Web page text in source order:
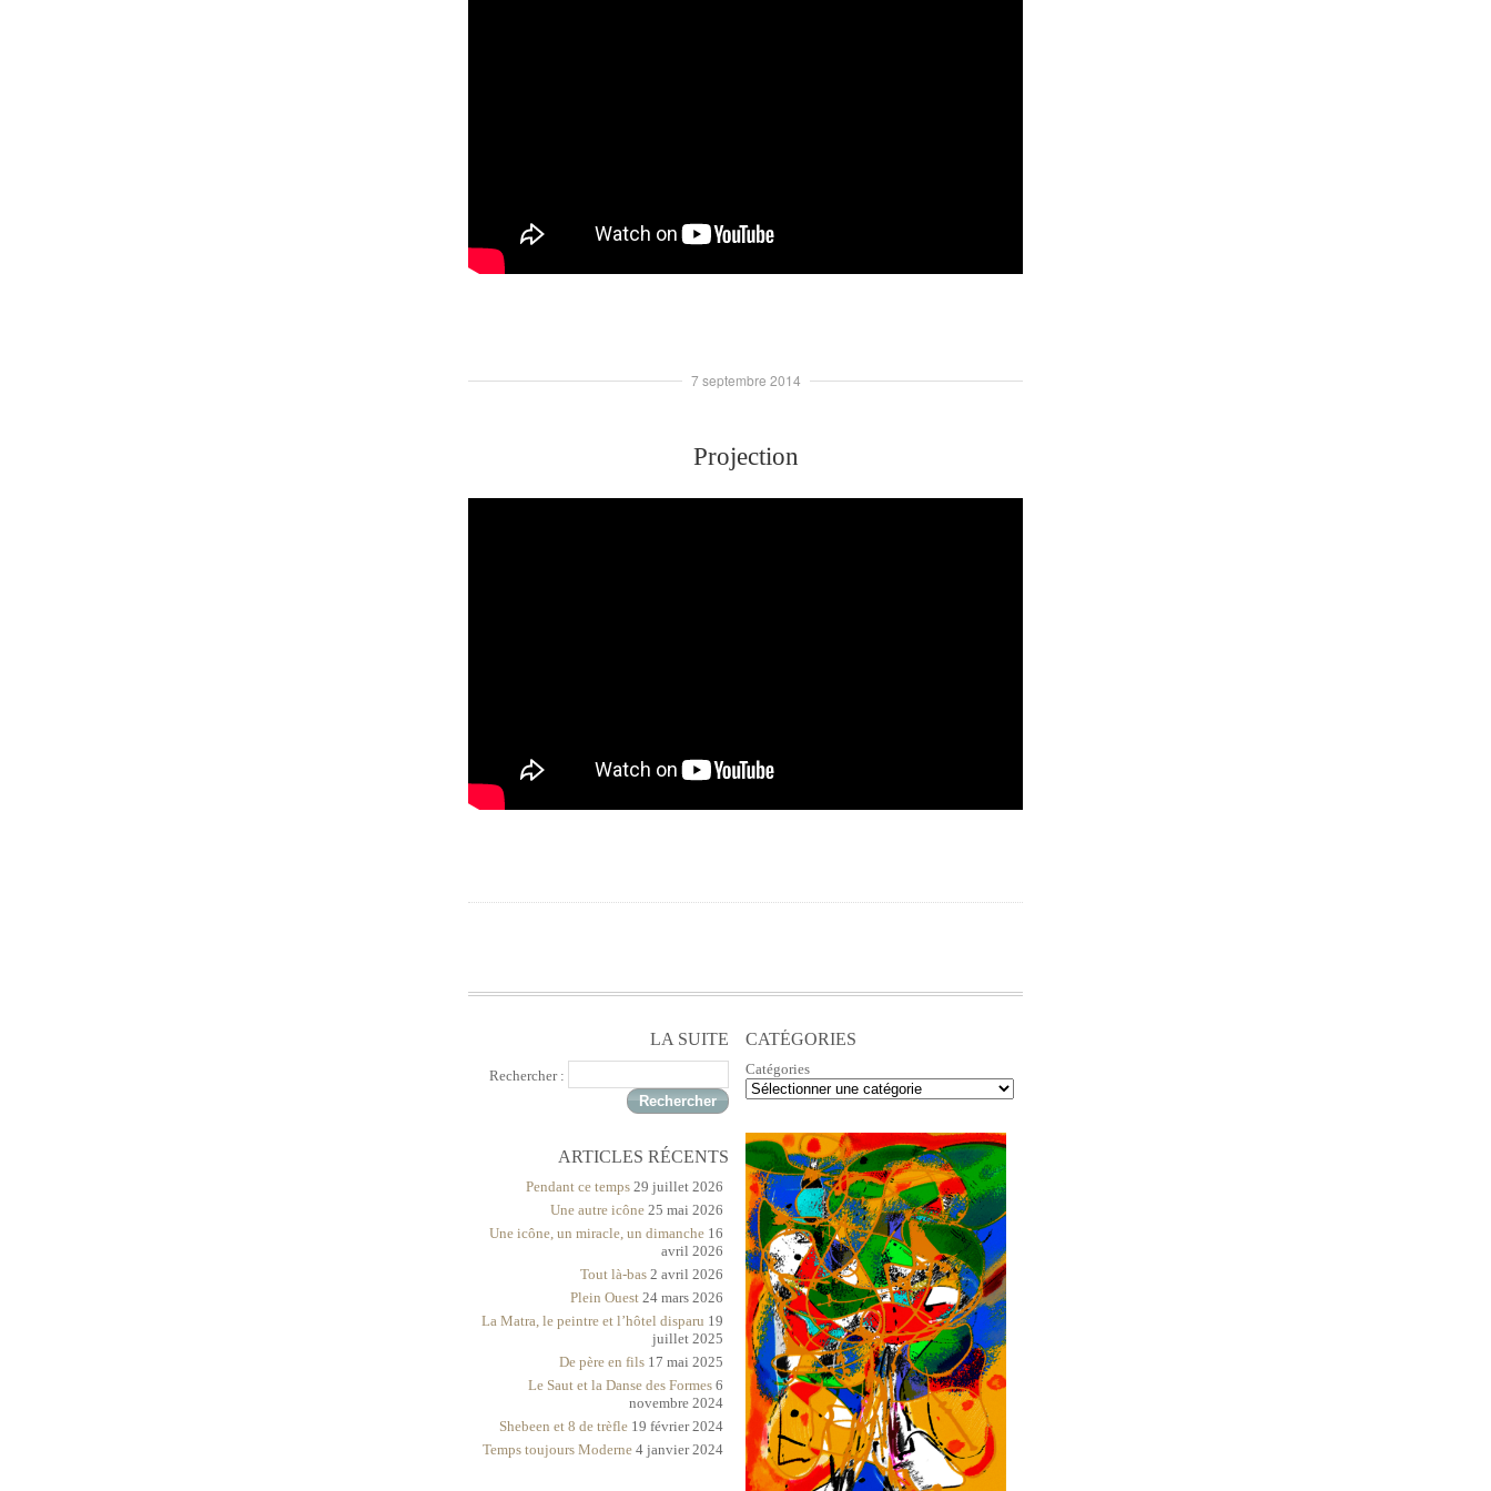
7 septembre 2014
Projection
LA SUITE
Rechercher :
ARTICLES RÉCENTS
Pendant ce temps 29 juillet 2026
Une autre icône 25 mai 2026
Une icône, un miracle, un dimanche 16
avril 2026
Tout là-bas 2 avril 2026
Plein Ouest 24 mars 2026
La Matra, le peintre et l’hôtel disparu 19
juillet 2025
De père en fils 17 mai 2025
Le Saut et la Danse des Formes 6
novembre 2024
Shebeen et 8 de trèfle 19 février 2024
Temps toujours Moderne 4 janvier 2024
CATÉGORIES
Catégories